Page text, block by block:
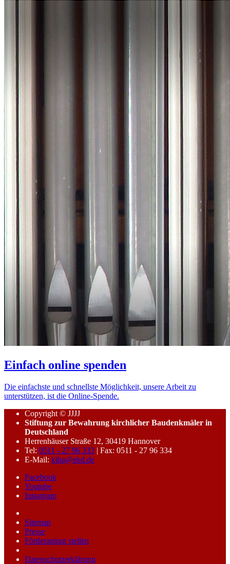
Einfach online spenden
Die einfachste und schnellste Möglichkeit, unsere Arbeit zu
unterstützen, ist die Online-Spende.
Copyright © JJJJ
Stiftung zur Bewahrung kirchlicher Baudenkmäler in
Deutschland
Herrenhäuser Straße 12, 30419 Hannover
Tel: 0511 - 27 96 333 | Fax: 0511 - 27 96 334
E-Mail: kiba@ekd.de
Facebook
Youtube
Instagram
Sitemap
Presse
Förderantrag stellen
Datenschutzerklärung